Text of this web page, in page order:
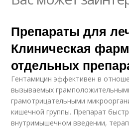
Препараты для
Клиническая
отдельных
Гентамицин эффективен в
вызываемых
грамотрицательными
кишечной группы. Препарат
внутримышечном введении,